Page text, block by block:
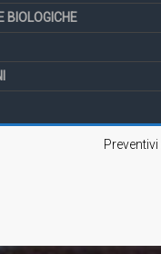
BIOLOGICHE
Preventivi